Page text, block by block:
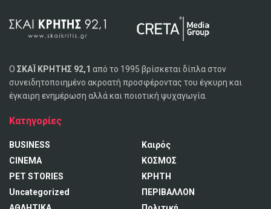
Ο ΣΚΑΪ ΚΡΗΤΗΣ 92,1 από το 1995 βρίσκεται δίπλα στον
συνειδητοποιημένο ακροατή προσφέροντας του έγκυρη και
έγκαιρη ενημέρωση αλλά και ποιοτική ψυχαγωγία.
Κατηγορίες
BUSINESS
CINEMA
PET STORIES
Uncategorized
Καιρός
ΚΟΣΜΟΣ
ΚΡΗΤΗ
ΠΕΡΙΒΑΛΛΟΝ